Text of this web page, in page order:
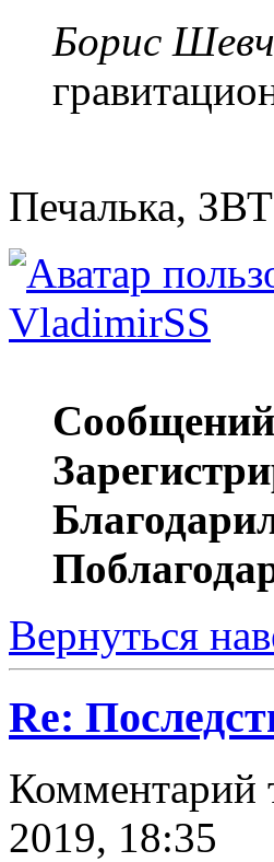
Борис
Печалька,
VladimirSS
Вернуться
Re:
Комментарий
2019, 18:35